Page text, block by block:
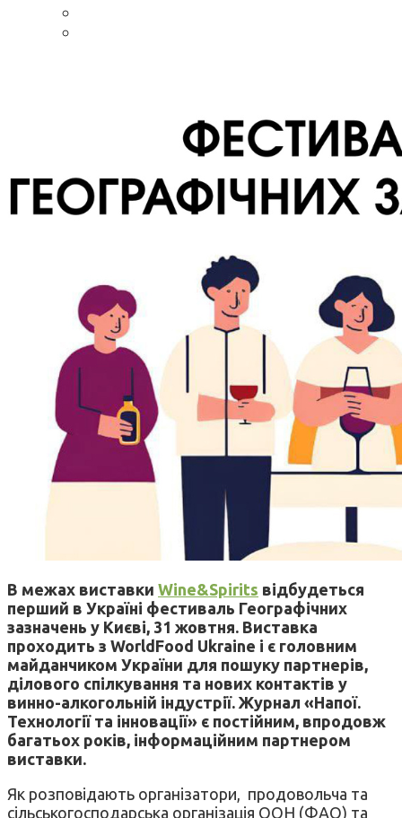
В межах виставки Wine&Spirits відбудеться
перший в Україні фестиваль Географічних
зазначень у Києві, 31 жовтня. Виставка
проходить з WorldFood Ukraine і є головним
майданчиком України для пошуку партнерів,
ділового спілкування та нових контактів у
винно-алкогольній індустрії. Журнал «Напої.
Технології та інновації» є постійним, впродовж
багатьох років, інформаційним партнером
виставки.
Як розповідають організатори, продовольча та
сільськогосподарська організація ООН (ФАО) та